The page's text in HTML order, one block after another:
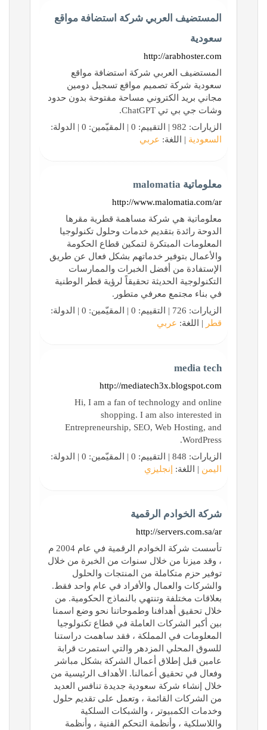
المستضيف العربي شركة استضافة مواقع
سعودية
http://arabhoster.com
المستضيف العربي شركة استضافة مواقع
سعودية شركة تصميم مواقع تسجيل دومين
مجاني بريد الكتروني مساحة مفتوحة بدون حدود
وشات جي بي تي ChatGPT.
الزيارات: 982 | التقييم: 0 | المقيّمين: 0 | الدولة:
السعودية | اللغة: عربي
معلوماتية malomatia
http://www.malomatia.com/ar
معلوماتية هي شركة مساهمة قطرية مقرها
الدوحة رائدة بتقديم خدمات وحلول تكنولوجيا
المعلومات المبتكرة لتمكين قطاع الحكومة
والأعمال بتوفير خدماتهم بشكل فعال عن طريق
الإستفادة من أفضل الخبرات والممارسات
التكنولوجية الحديثة تحقيقاً لرؤية قطر الوطنية
في بناء مجتمع معرفي متطور.
الزيارات: 726 | التقييم: 0 | المقيّمين: 0 | الدولة:
قطر | اللغة: عربي
media tech
http://mediatech3x.blogspot.com
Hi, I am a fan of technology and online
shopping. I am also interested in
Entrepreneurship, SEO, Web Hosting, and
WordPress.
الزيارات: 848 | التقييم: 0 | المقيّمين: 0 | الدولة:
اليمن | اللغة: إنجليزي
شركة الخوادم الرقمية
http://servers.com.sa/ar
تأسست شركة الخوادم الرقمية في عام 2004 م
، وقد ميزنا من خلال سنوات من الخبرة من خلال
توفير حزم متكاملة من المنتجات والحلول
والشركات والعمال والأفراد في عام واحد فقط.
بعلاقات مختلفة وتنتهي بالنماذج الحكومية. من
خلال تحقيق أهدافنا وطموحاتنا نحو وضع اسمنا
بين أكبر الشركات العاملة في قطاع تكنولوجيا
المعلومات في المملكة ، فقد ساهمت دراستنا
للسوق المحلي المزدهر والتي استمرت قرابة
عامين قبل إطلاق أعمال الشركة بشكل مباشر
وفعال في تحقيق أعمالنا. الأهداف الرئيسية من
خلال إنشاء شركة سعودية جديدة تنافس العديد
من الشركات القائمة ، وتعمل على تقديم حلول
وخدمات الكمبيوتر ، والشبكات السلكية
واللاسلكية ، وأنظمة التحكم الفنية ، وأنظمة